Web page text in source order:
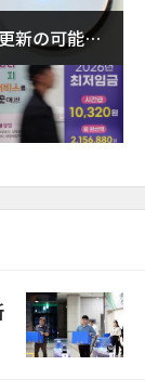
新の可能性